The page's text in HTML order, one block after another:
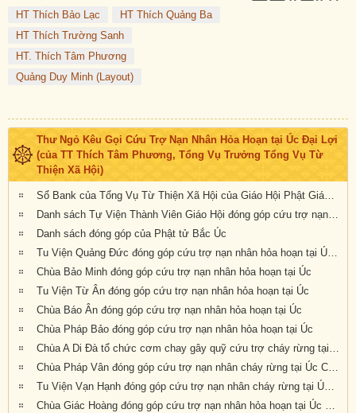
HT Thích Bảo Lạc
HT Thích Quảng Ba
HT Thích Trường Sanh
HT. Thích Tâm Phương
Quảng Duy Minh (Layout)
Thư Ngỏ Kêu Gọi Cứu Trợ Nạn Nhân Hỏa Hoạn tại Úc Đại Lợi
(của TT Thích Tâm Phương, Tổng Vụ Trưởng Tổng Vụ Từ
Thiện Xã Hội)
Sổ Bank của Tổng Vụ Từ Thiện Xã Hội của Giáo Hội Phật Giáo Việt Nam Thống Nhất Hải Ngoại tại Úc Đại Lợi- Tân Tây Lan
Danh sách Tự Viện Thành Viên Giáo Hội đóng góp cứu trợ nạn nhân hỏa hoạn tại Úc
Danh sách đóng góp của Phật tử Bắc Úc
Tu Viện Quảng Đức đóng góp cứu trợ nạn nhân hỏa hoạn tại Úc Châu
Chùa Bảo Minh đóng góp cứu trợ nạn nhân hỏa hoạn tại Úc
Tu Viện Từ Ân đóng góp cứu trợ nạn nhân hỏa hoạn tại Úc
Chùa Báo Ân đóng góp cứu trợ nạn nhân hỏa hoạn tại Úc
Chùa Pháp Bảo đóng góp cứu trợ nạn nhân hỏa hoạn tại Úc
Chùa A Di Đà tổ chức cơm chay gây quỹ cứu trợ cháy rừng tại Úc châu (19.01.2020) 19/1/2020
Chùa Pháp Vân đóng góp cứu trợ nạn nhân cháy rừng tại Úc Châu
Tu Viện Vạn Hạnh đóng góp cứu trợ nạn nhân cháy rừng tại Úc Châu
Chùa Giác Hoàng đóng góp cứu trợ nạn nhân hỏa hoạn tại Úc Châu